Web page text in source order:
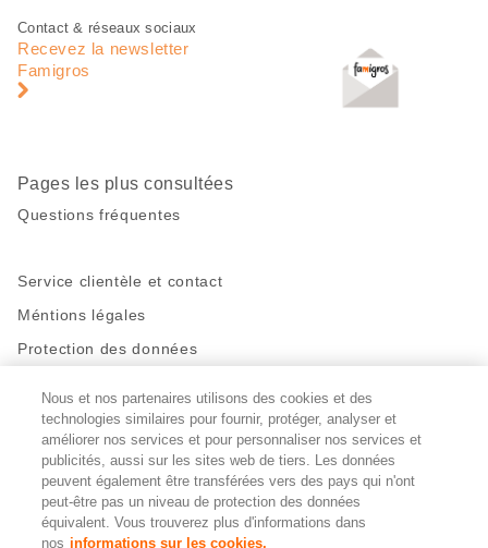
Pied
page
Navigation
pied
Contact & réseaux sociaux
Recevez la newsletter
Famigros
Pages les plus consultées
Questions fréquentes
Service clientèle et contact
Méntions légales
Protection des données
Restez en contact!
Facebook
http://twitter.com/migros
https://www.youtube.com/user/
PinterestInstagram
Paramètres des cookies
Nous et nos partenaires utilisons des cookies et des
technologies similaires pour fournir, protéger, analyser et
améliorer nos services et pour personnaliser nos services et
publicités, aussi sur les sites web de tiers. Les données
peuvent également être transférées vers des pays qui n'ont
peut-être pas un niveau de protection des données
équivalent. Vous trouverez plus d'informations dans
nos informations sur les cookies.